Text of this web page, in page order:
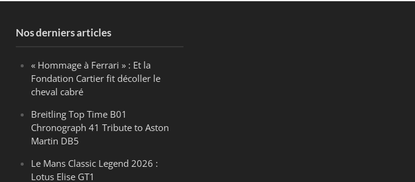
Nos derniers articles
« Hommage à Ferrari » : Et la
Fondation Cartier fit décoller le
cheval cabré
Breitling Top Time B01
Chronograph 41 Tribute to Aston
Martin DB5
Le Mans Classic Legend 2026 :
Lotus Elise GT1